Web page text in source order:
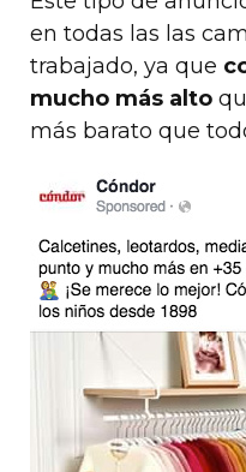
en todas las las
trabajado, ya que
mucho más alto
más barato que